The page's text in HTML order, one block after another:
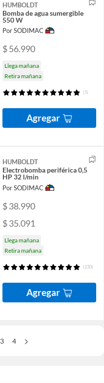
HUMBOLDT
Bomba de agua sumergible
550 W
Por SODIMAC
$ 56.990
Llega mañana
Retira mañana
(5)
Agregar
HUMBOLDT
Electrobomba periférica 0,5
HP 32 l/min
Por SODIMAC
$ 38.990
$ 35.091
Llega mañana
Retira mañana
(230)
Agregar
3 4